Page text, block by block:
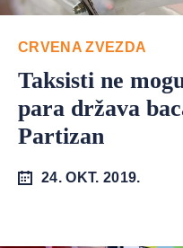
CRVENA ZVEZDA
Taksisti ne
para država
Partizan
24. OKT. 2019.